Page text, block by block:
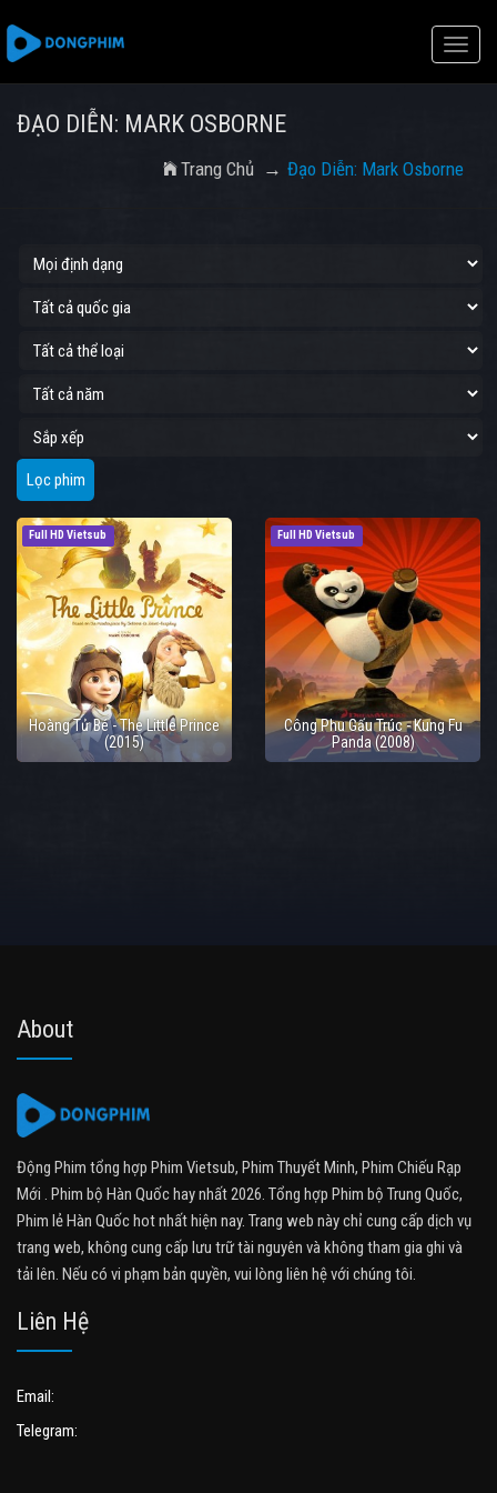
Toggle
ĐẠO DIỄN: MARK OSBORNE
Trang Chủ Đạo Diễn: Mark Osborne
Lọc phim
Full HD Vietsub
Hoàng Tử Bé - The Little Prince
(2015)
Full HD Vietsub
Công Phu Gấu Trúc - Kung Fu
Panda (2008)
About
Động Phim tổng hợp Phim Vietsub, Phim Thuyết Minh, Phim Chiếu Rạp
Mới . Phim bộ Hàn Quốc hay nhất 2026. Tổng hợp Phim bộ Trung Quốc,
Phim lẻ Hàn Quốc hot nhất hiện nay. Trang web này chỉ cung cấp dịch vụ
trang web, không cung cấp lưu trữ tài nguyên và không tham gia ghi và
tải lên. Nếu có vi phạm bản quyền, vui lòng liên hệ với chúng tôi.
Liên Hệ
Email:
Telegram: